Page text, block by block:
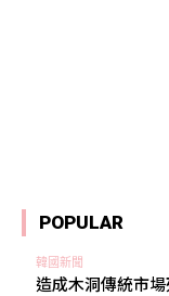
POPULAR
韓國新聞
造成木洞傳統市